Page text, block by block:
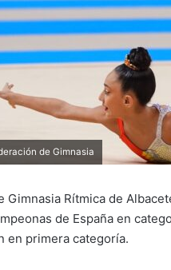
de Gimnasia
Gimnasia Rítmica de
de España en
en primera categoría.